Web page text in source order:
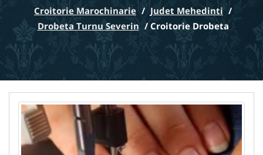
Croitorie Marochinarie / Judet Mehedinti /
Drobeta Turnu Severin / Croitorie Drobeta